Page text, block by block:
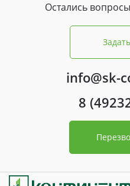
Остались
info@sk-
8